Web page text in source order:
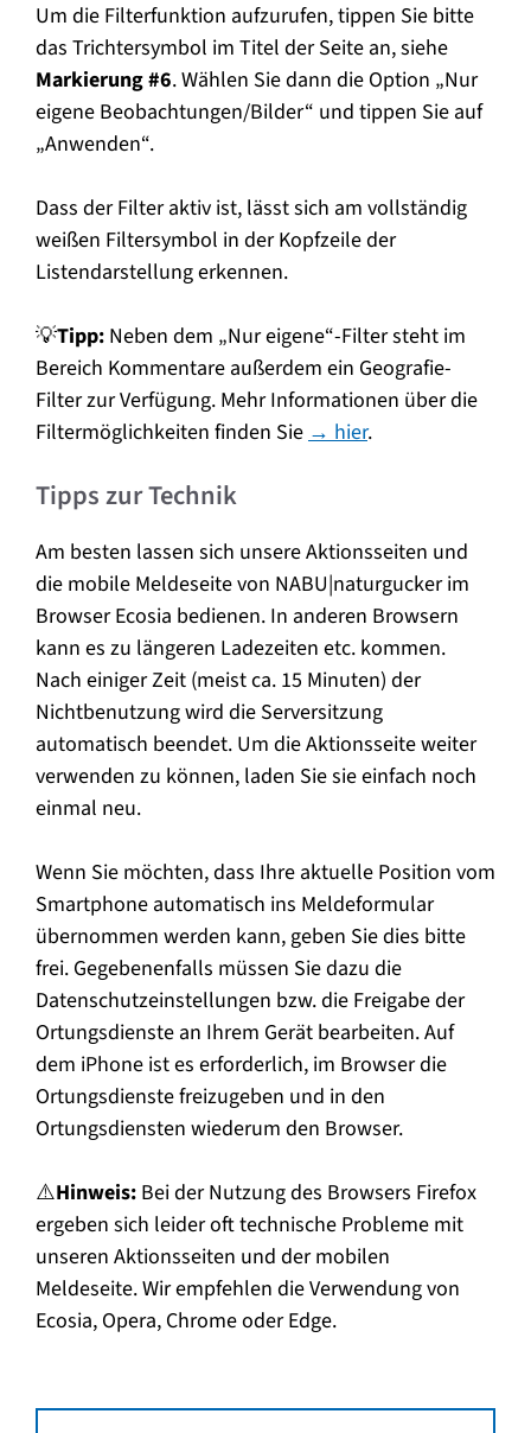
Um die Filterfunktion aufzurufen, tippen Sie bitte
das Trichtersymbol im Titel der Seite an, siehe
Markierung #6. Wählen Sie dann die Option „Nur
eigene Beobachtungen/Bilder“ und tippen Sie auf
„Anwenden“.
Dass der Filter aktiv ist, lässt sich am vollständig
weißen Filtersymbol in der Kopfzeile der
Listendarstellung erkennen.
💡Tipp: Neben dem „Nur eigene“-Filter steht im
Bereich Kommentare außerdem ein Geografie-
Filter zur Verfügung. Mehr Informationen über die
Filtermöglichkeiten finden Sie→ hier.
Tipps zur Technik
Am besten lassen sich unsere Aktionsseiten und
die mobile Meldeseite von NABU|naturgucker im
Browser Ecosia bedienen. In anderen Browsern
kann es zu längeren Ladezeiten etc. kommen.
Nach einiger Zeit (meist ca. 15 Minuten) der
Nichtbenutzung wird die Serversitzung
automatisch beendet. Um die Aktionsseite weiter
verwenden zu können, laden Sie sie einfach noch
einmal neu.
Wenn Sie möchten, dass Ihre aktuelle Position vom
Smartphone automatisch ins Meldeformular
übernommen werden kann, geben Sie dies bitte
frei. Gegebenenfalls müssen Sie dazu die
Datenschutzeinstellungen bzw. die Freigabe der
Ortungsdienste an Ihrem Gerät bearbeiten. Auf
dem iPhone ist es erforderlich, im Browser die
Ortungsdienste freizugeben und in den
Ortungsdiensten wiederum den Browser.
⚠️Hinweis: Bei der Nutzung des Browsers Firefox
ergeben sich leider oft technische Probleme mit
unseren Aktionsseiten und der mobilen
Meldeseite. Wir empfehlen die Verwendung von
Ecosia, Opera, Chrome oder Edge.